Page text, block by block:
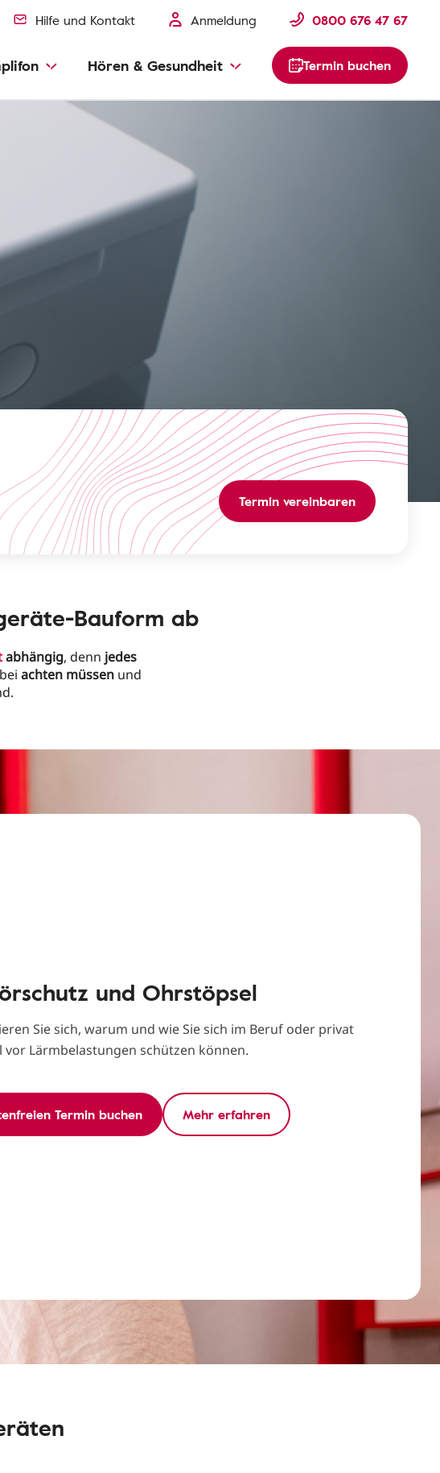
Hilfe und Kontakt Anmeldung 0800 676 47 67
Hören & Gesundheit Termin buchen
Termin vereinbaren
Bauform ab
abhängig, denn jedes
achten müssen und
und Ohrstöpsel
Sie sich, warum und wie Sie sich im Beruf oder privat
vor Lärmbelastungen schützen können.
Termin buchen Mehr erfahren